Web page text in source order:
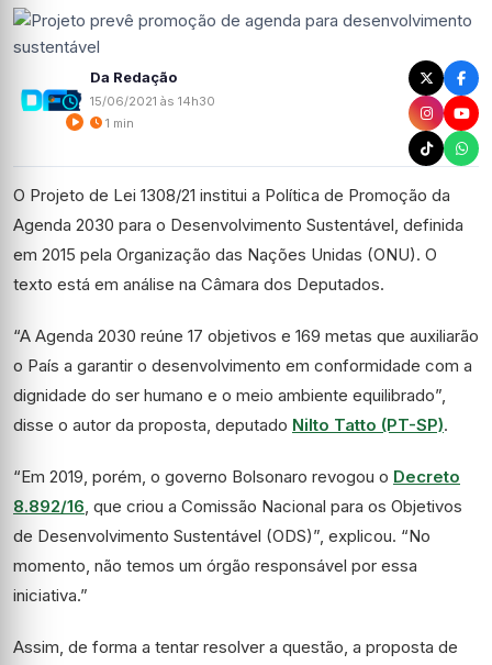
Da Redação
15/06/2021 às 14h30
1 min
O Projeto de Lei 1308/21 institui a Política de Promoção da
Agenda 2030 para o Desenvolvimento Sustentável, definida
em 2015 pela Organização das Nações Unidas (ONU). O
texto está em análise na Câmara dos Deputados.
“A Agenda 2030 reúne 17 objetivos e 169 metas que auxiliarão
o País a garantir o desenvolvimento em conformidade com a
dignidade do ser humano e o meio ambiente equilibrado”,
disse o autor da proposta, deputado Nilto Tatto (PT-SP).
“Em 2019, porém, o governo Bolsonaro revogou o Decreto
8.892/16, que criou a Comissão Nacional para os Objetivos
de Desenvolvimento Sustentável (ODS)”, explicou. “No
momento, não temos um órgão responsável por essa
iniciativa.”
Assim, de forma a tentar resolver a questão, a proposta de